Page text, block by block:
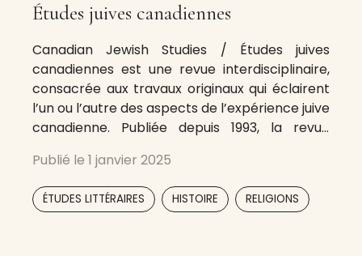
Études juives canadiennes
Canadian Jewish Studies / Études juives
canadiennes est une revue interdisciplinaire,
consacrée aux travaux originaux qui éclairent
l’un ou l’autre des aspects de l’expérience juive
canadienne. Publiée depuis 1993, la revue
disciplines suivantes : histoire, science
politique, sociologie, économie, géographie,
démographie, éducation, religion, linguistique,
Publié le 1 janvier 2025
ÉTUDES LITTÉRAIRES HISTOIRE RELIGIONS